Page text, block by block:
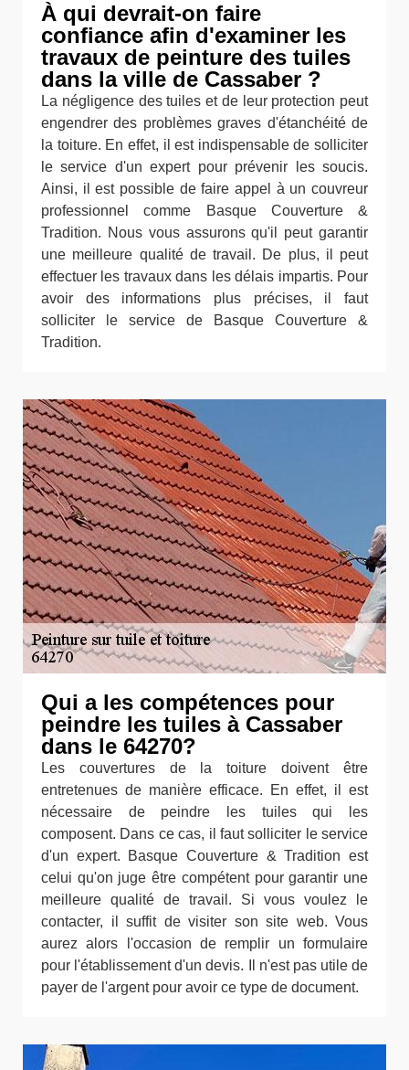
À qui devrait-on faire
confiance afin d'examiner les
travaux de peinture des tuiles
dans la ville de Cassaber ?
La négligence des tuiles et de leur protection peut
engendrer des problèmes graves d'étanchéité de
la toiture. En effet, il est indispensable de solliciter
le service d'un expert pour prévenir les soucis.
Ainsi, il est possible de faire appel à un couvreur
professionnel comme Basque Couverture &
Tradition. Nous vous assurons qu'il peut garantir
une meilleure qualité de travail. De plus, il peut
effectuer les travaux dans les délais impartis. Pour
avoir des informations plus précises, il faut
solliciter le service de Basque Couverture &
Tradition.
Qui a les compétences pour
peindre les tuiles à Cassaber
dans le 64270?
Les couvertures de la toiture doivent être
entretenues de manière efficace. En effet, il est
nécessaire de peindre les tuiles qui les
composent. Dans ce cas, il faut solliciter le service
d'un expert. Basque Couverture & Tradition est
celui qu'on juge être compétent pour garantir une
meilleure qualité de travail. Si vous voulez le
contacter, il suffit de visiter son site web. Vous
aurez alors l'occasion de remplir un formulaire
pour l'établissement d'un devis. Il n'est pas utile de
payer de l'argent pour avoir ce type de document.